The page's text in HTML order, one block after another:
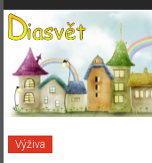
Výživa